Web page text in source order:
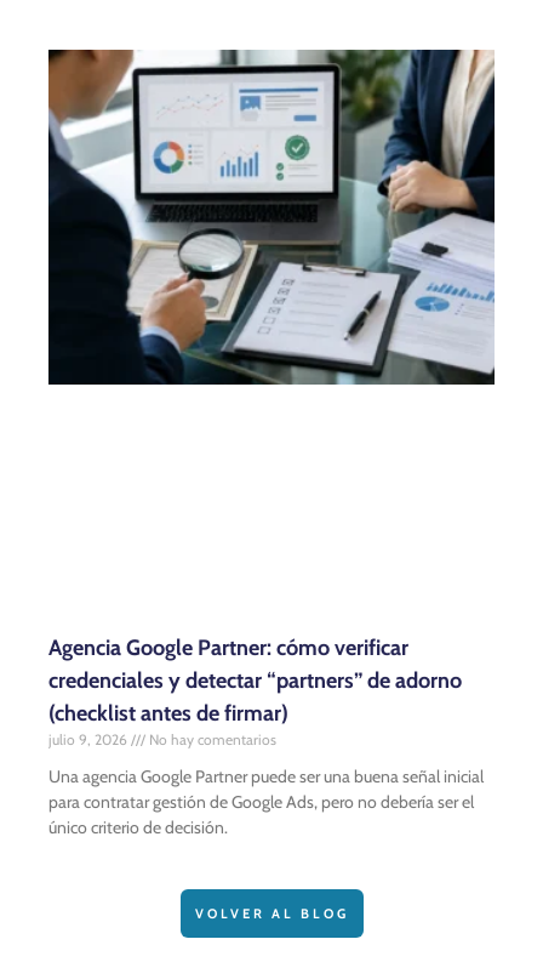
Agencia Google Partner: cómo verificar
credenciales y detectar “partners” de adorno
(checklist antes de firmar)
julio 9, 2026 No hay comentarios
Una agencia Google Partner puede ser una buena señal inicial
para contratar gestión de Google Ads, pero no debería ser el
único criterio de decisión.
VOLVER AL BLOG